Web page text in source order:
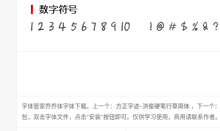
字体管家乔乔体字体下载。 上一个： 方正字迹-洪俊硬笔行草简体 ， 下一个：
包，双击字体文件，点击“安装”按钮即可。仅供学习使用，商用请联系作者